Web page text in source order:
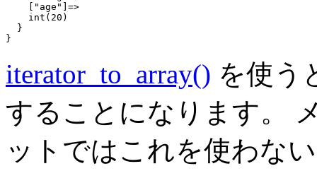
    ["age"]=>
    int(20)
  }
iterator_to_array() を使う
することになります。
ットではこれを使わな